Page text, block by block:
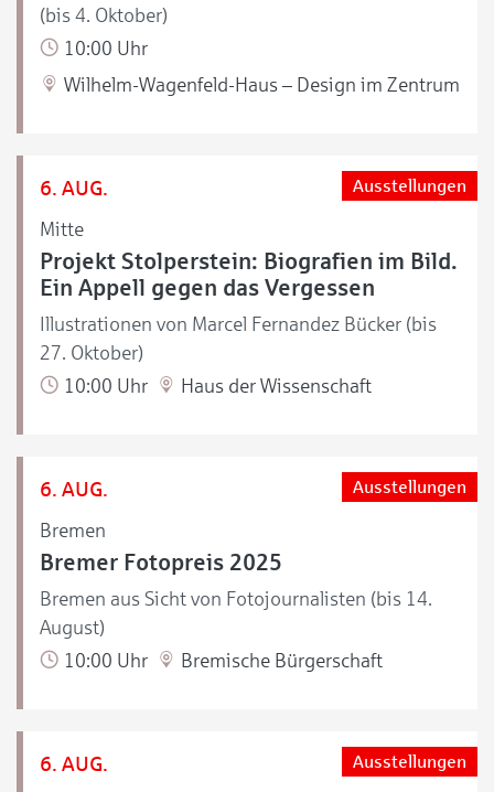
(bis 4. Oktober)
10:00 Uhr
Wilhelm-Wagenfeld-Haus – Design im Zentrum
6. AUG.
Mitte
Ausstellungen
Projekt Stolperstein: Biografien im Bild.
Ein Appell gegen das Vergessen
Illustrationen von Marcel Fernandez Bücker (bis
27. Oktober)
10:00 Uhr
Haus der Wissenschaft
6. AUG.
Bremen
Ausstellungen
Bremer Fotopreis 2025
Bremen aus Sicht von Fotojournalisten (bis 14.
August)
10:00 Uhr
Bremische Bürgerschaft
6. AUG. Ausstellungen